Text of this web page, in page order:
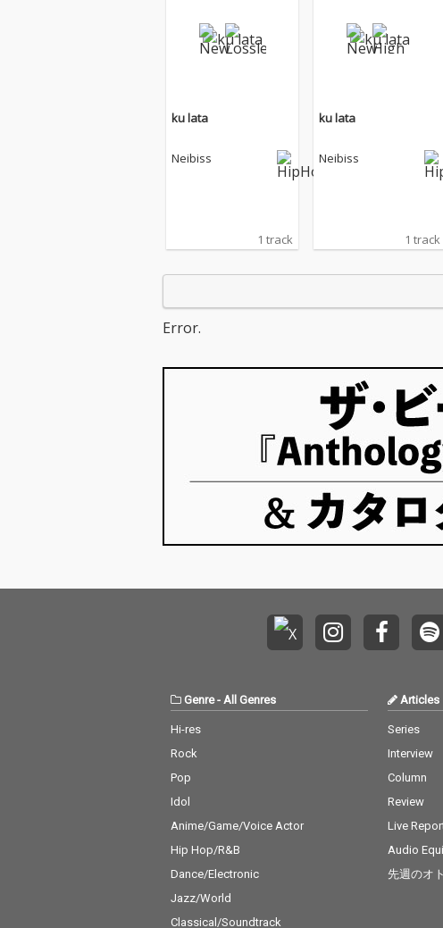
ku lata
Neibiss
1 track
ku lata
Neibiss
1 track
Error.
Genre- All Genres
Hi-res
Rock
Pop
Idol
Anime/Game/Voice Actor
Hip Hop/R&B
Dance/Electronic
Jazz/World
Classical/Soundtrack
Articles
Series
Interview
Column
Review
Live
Audio
先週のオ